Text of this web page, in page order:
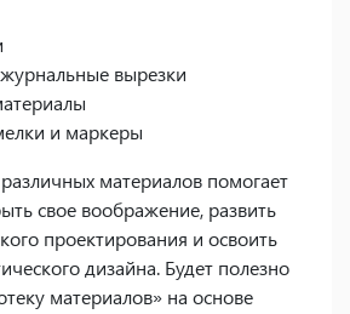
вырезки
и маркеры
материалов помогает
свое воображение, развить
проектирования и освоить
дизайна. Будет полезно
материалов» на основе